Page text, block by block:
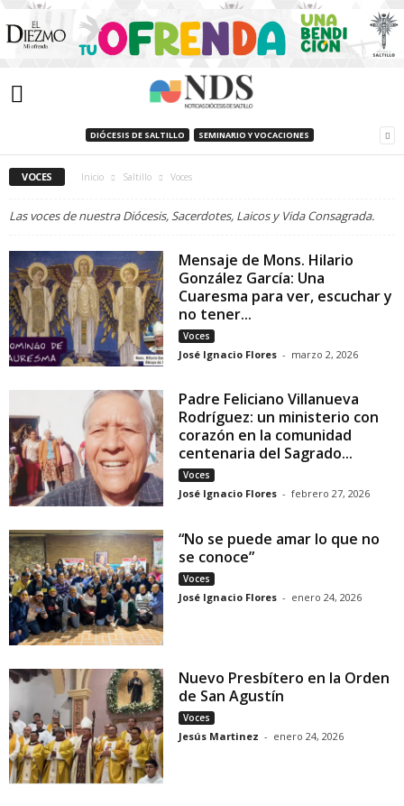
DIÓCESIS DE SALTILLO SEMINARIO Y VOCACIONES
VOCES Inicio Saltillo Voces
Las voces de nuestra Diócesis, Sacerdotes, Laicos y Vida Consagrada.
Mensaje de Mons. Hilario
González García: Una
Cuaresma para ver, escuchar y
no tener...
Voces
José Ignacio Flores - marzo 2, 2026
Padre Feliciano Villanueva
Rodríguez: un ministerio con
corazón en la comunidad
centenaria del Sagrado...
Voces
José Ignacio Flores - febrero 27, 2026
“No se puede amar lo que no
se conoce”
Voces
José Ignacio Flores - enero 24, 2026
Nuevo Presbítero en la Orden
de San Agustín
Voces
Jesús Martinez - enero 24, 2026